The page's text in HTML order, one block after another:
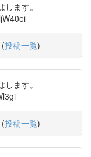
ます。
(投稿一覧)
ます。
(投稿一覧)